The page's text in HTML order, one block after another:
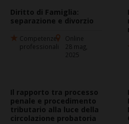
Diritto di Famiglia:
separazione e divorzio
Competenze
professionali
Online
28 mag,
2025
Il rapporto tra processo
penale e procedimento
tributario alla luce della
circolazione probatoria